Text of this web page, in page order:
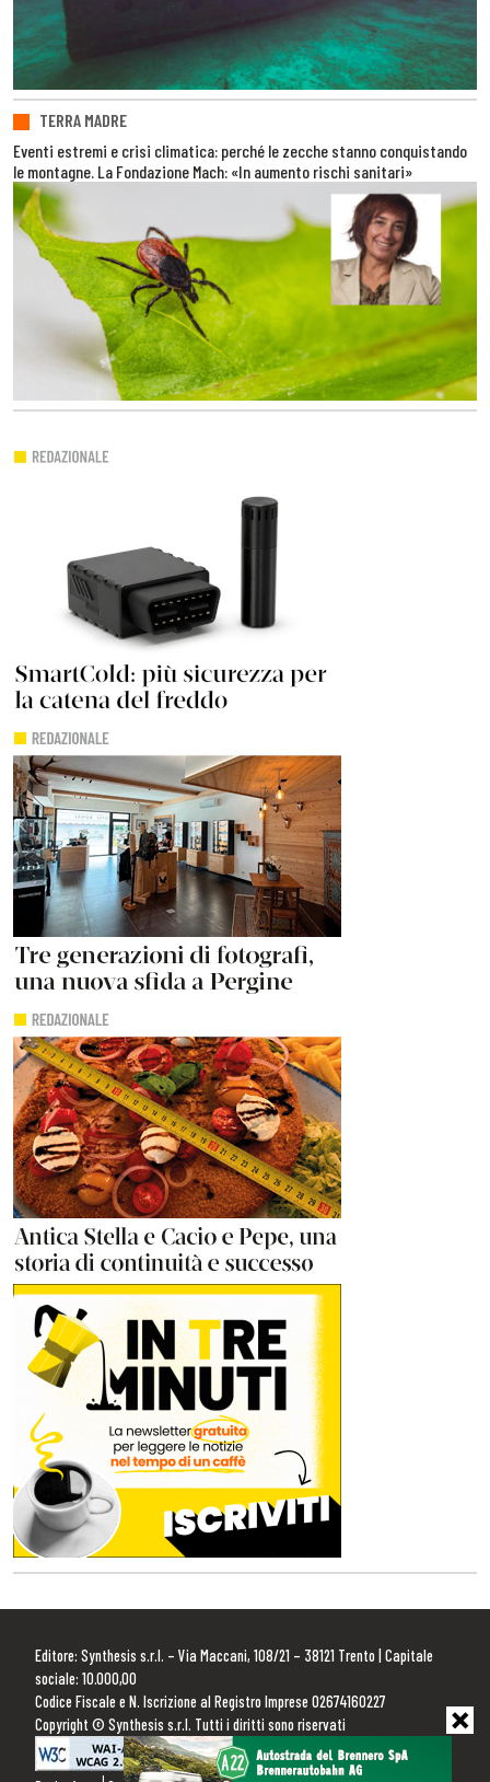
TERRA MADRE
Eventi estremi e crisi climatica: perché le zecche stanno conquistando
le montagne. La Fondazione Mach: «In aumento rischi sanitari»
Editore: Synthesis s.r.l. – Via Maccani, 108/21 – 38121 Trento | Capitale
sociale: 10.000,00
Codice Fiscale e N. Iscrizione al Registro Imprese 02674160227
Copyright © Synthesis s.r.l. Tutti i diritti sono riservati